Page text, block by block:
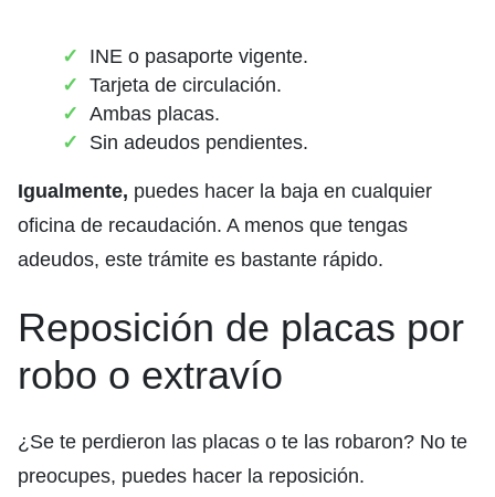
INE o pasaporte vigente.
Tarjeta de circulación.
Ambas placas.
Sin adeudos pendientes.
Igualmente, puedes hacer la baja en cualquier
oficina de recaudación. A menos que tengas
adeudos, este trámite es bastante rápido.
Reposición de placas por
robo o extravío
¿Se te perdieron las placas o te las robaron? No te
preocupes, puedes hacer la reposición.